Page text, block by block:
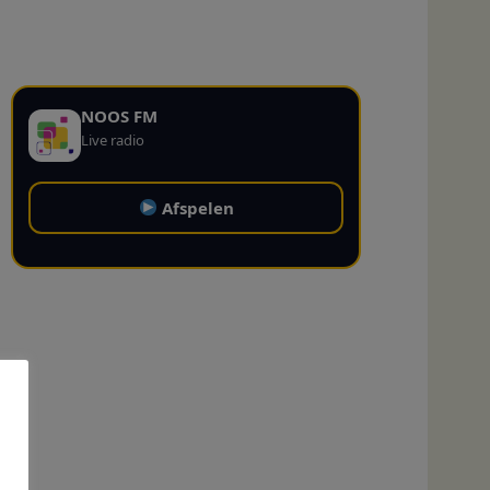
NOOS FM
Live radio
Afspelen